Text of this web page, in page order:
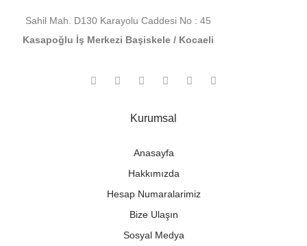
Sahil Mah. D130 Karayolu Caddesi No : 45
Kasapoğlu İş Merkezi Başiskele / Kocaeli
Kurumsal
Anasayfa
Hakkımızda
Hesap Numaralarimiz
Bize Ulaşın
Sosyal Medya